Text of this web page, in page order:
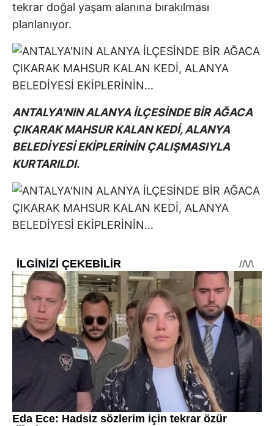
tekrar doğal yaşam alanına bırakılması
planlanıyor.
ANTALYA'NIN ALANYA İLÇESİNDE BİR AĞACA
ÇIKARAK MAHSUR KALAN KEDİ, ALANYA
BELEDİYESİ EKİPLERİNİN ÇALIŞMASIYLA
KURTARILDI.